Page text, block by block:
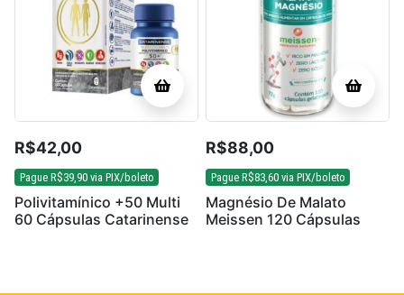
R$42,00
Pague R$39,90 via PIX/boleto
Polivitamínico +50 Multi
60 Cápsulas Catarinense
R$88,00
Pague R$83,60 via PIX/boleto
Magnésio De Malato
Meissen 120 Cápsulas